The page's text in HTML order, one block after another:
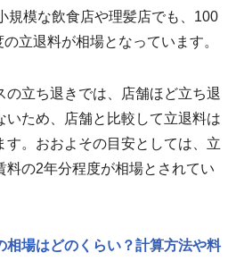
規模な飲食店や理髪店でも、100
立退料が相場となっています。
の立ち退きでは、店舗ほど立ち退
いため、店舗と比較して立退料は
す。おおよその目安としては、立
料の2年分程度が相場とされてい
相場はどのくらい？計算方法や料